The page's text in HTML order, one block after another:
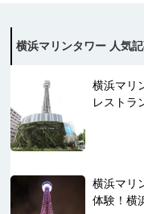
横浜マリンタワー 人気
横浜マリ
レストラ
横浜マリ
体験！横